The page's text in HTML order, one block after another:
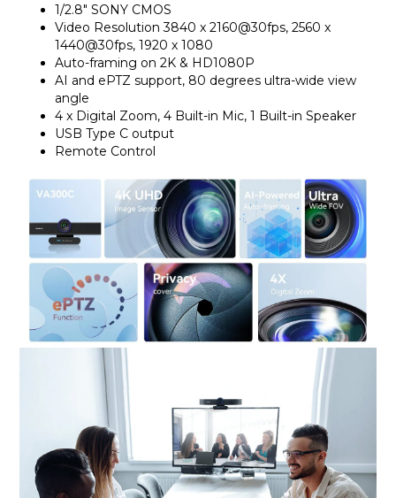
1/2.8" SONY CMOS
Video Resolution 3840 x 2160@30fps, 2560 x
1440@30fps, 1920 x 1080
Auto-framing on 2K & HD1080P
AI and ePTZ support, 80 degrees ultra-wide view
angle
4 x Digital Zoom, 4 Built-in Mic, 1 Built-in Speaker
USB Type C output
Remote Control